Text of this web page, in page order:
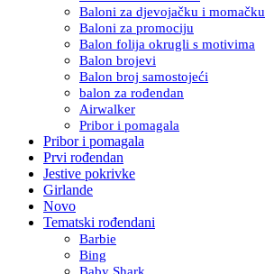
Baloni za djevojačku i momačku
Baloni za promociju
Balon folija okrugli s motivima
Balon brojevi
Balon broj samostojeći
balon za rođendan
Airwalker
Pribor i pomagala
Pribor i pomagala
Prvi rođendan
Jestive pokrivke
Girlande
Novo
Tematski rođendani
Barbie
Bing
Baby Shark